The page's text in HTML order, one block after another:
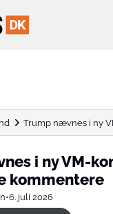
Trump nævnes i ny
i ny VM-
kommentere
•6. juli 2026